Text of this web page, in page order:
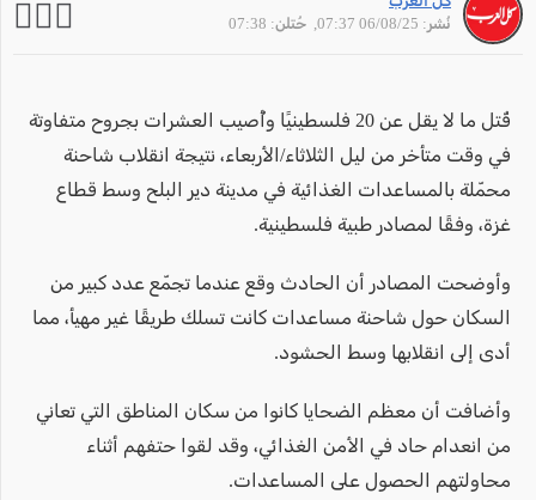
نُشر: 06/08/25 07:37
, حُتلن: 07:38
قُتل ما لا يقل عن 20 فلسطينيًا وأُصيب العشرات بجروح متفاوتة
في وقت متأخر من ليل الثلاثاء/الأربعاء، نتيجة انقلاب شاحنة
محمّلة بالمساعدات الغذائية في مدينة دير البلح وسط قطاع
غزة، وفقًا لمصادر طبية فلسطينية.
وأوضحت المصادر أن الحادث وقع عندما تجمّع عدد كبير من
السكان حول شاحنة مساعدات كانت تسلك طريقًا غير مهيأ، مما
أدى إلى انقلابها وسط الحشود.
وأضافت أن معظم الضحايا كانوا من سكان المناطق التي تعاني
من انعدام حاد في الأمن الغذائي، وقد لقوا حتفهم أثناء
محاولتهم الحصول على المساعدات.